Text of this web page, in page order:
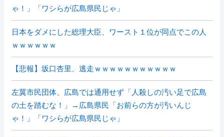
ゃ！」「ワシらが広島県民じゃ」
日本をダメにした総理大臣、ワースト１位が同点でこの人
ｗｗｗｗｗｗ
【悲報】坂口杏里、逃走ｗｗｗｗｗｗｗｗｗｗｗ
左翼市民団体、広島では通用せず「人殺しの汚い足で広島
の土を踏むな！」→広島県民「お前らの方が汚いんじ
ゃ！」「ワシらが広島県民じゃ」